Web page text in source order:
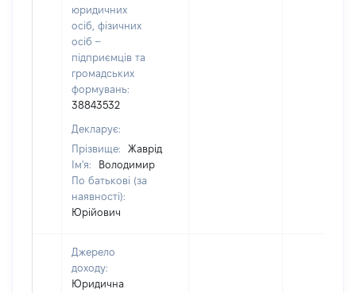
юридичних
осіб, фізичних
осіб –
підприємців та
громадських
формувань:
38843532
Декларує:
Прізвище:
Жаврід
Ім'я:
Володимир
По батькові (за
наявності):
Юрійович
Джерело
доходу:
Юридична